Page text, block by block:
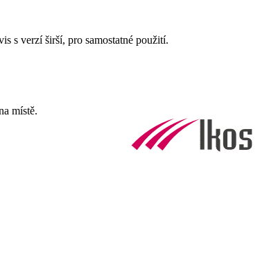
s verzí širší, pro samostatné použití.
místě.